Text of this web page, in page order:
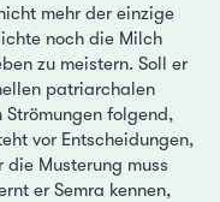
mehr der einzige
noch die Milch
zu meistern. Soll er
patriarchalen
Strömungen folgend,
vor Entscheidungen,
die Musterung muss
er Semra kennen,